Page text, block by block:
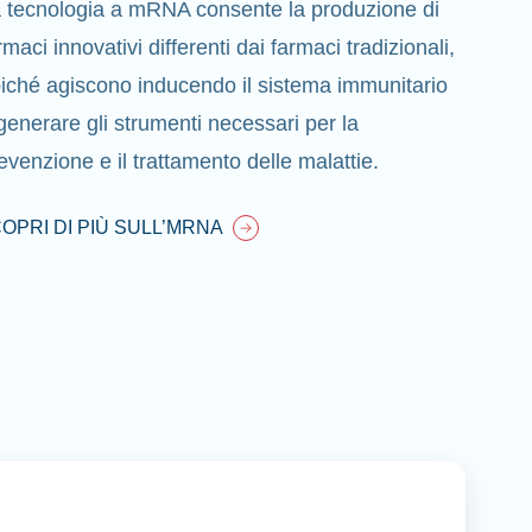
tecnologia a mRNA consente la produzione di
innovativi differenti dai farmaci tradizionali,
agiscono inducendo il sistema immunitario
gli strumenti necessari per la
e il trattamento delle malattie.
DI PIÙ SULL’MRNA